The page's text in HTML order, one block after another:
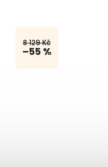
8 129 Kč
–55 %